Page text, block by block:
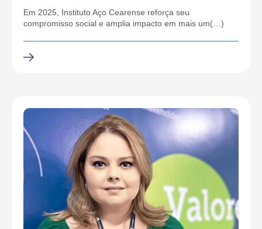
Em 2025, Instituto Aço Cearense reforça seu
compromisso social e amplia impacto em mais um(…)